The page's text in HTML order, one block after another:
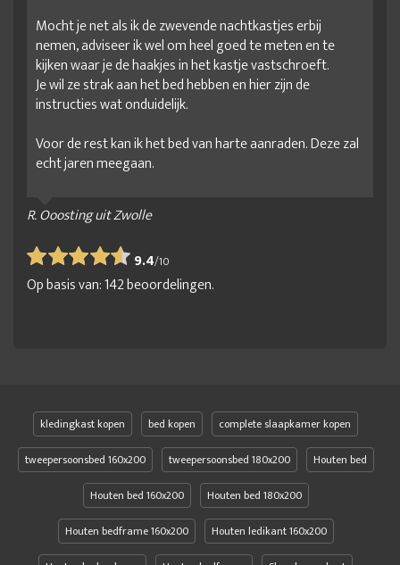
Mocht je net als ik de zwevende nachtkastjes erbij
nemen, adviseer ik wel om heel goed te meten en te
kijken waar je de haakjes in het kastje vastschroeft.
Je wil ze strak aan het bed hebben en hier zijn de
instructies wat onduidelijk.
Voor de rest kan ik het bed van harte aanraden. Deze zal
echt jaren meegaan.
R. Ooosting uit Zwolle
9.4/10
Op basis van:142beoordelingen.
kledingkast kopen bed kopen
complete slaapkamer kopen
tweepersoonsbed 160x200
tweepersoonsbed 180x200
Houten bed
Houten bed 160x200
Houten bed 180x200
Houten bedframe 160x200
Houten ledikant 160x200